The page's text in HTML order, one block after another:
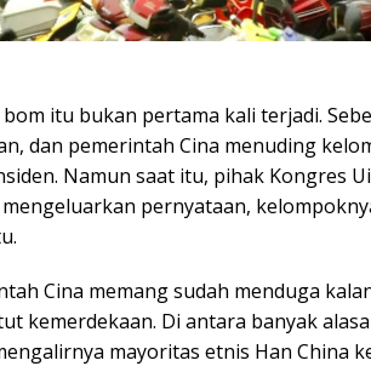
itu bukan pertama kali terjadi.
dan pemerintah Cina menuding
Namun saat itu, pihak Kongres
mengeluarkan pernyataan,
Cina memang sudah menduga
kemerdekaan. Di antara banyak
mayoritas etnis Han China